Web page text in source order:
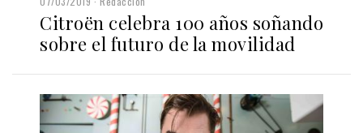
Citroën celebra 100 años soñando
sobre el futuro de la movilidad